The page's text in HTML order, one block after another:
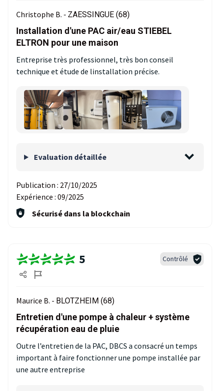
Christophe B. - ZAESSINGUE (68)
Installation d'une PAC air/eau STIEBEL
ELTRON pour une maison
Entreprise très professionnel, très bon conseil
technique et étude de linstallation précise.
Evaluation détaillée
Publication : 27/10/2025
Expérience : 09/2025
Sécurisé dans la blockchain
5 Contrôlé
Maurice B. - BLOTZHEIM (68)
Entretien d'une pompe à chaleur + système
récupération eau de pluie
Outre l’entretien de la PAC, DBCS a consacré un temps
important à faire fonctionner une pompe installée par
une autre entreprise